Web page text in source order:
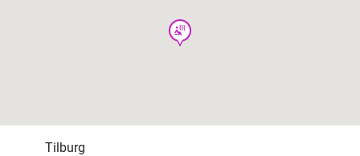
wellness
Tilburg